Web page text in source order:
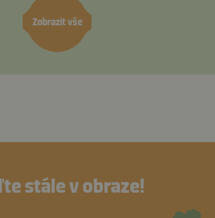
Zobrazit vše
stále v obraze!